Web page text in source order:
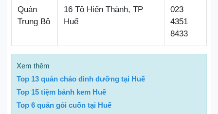
Quán
Trung Bộ
16 Tô Hiến Thành, TP
Huế
023
4351
8433
Xem thêm
Top 13 quán cháo dinh dưỡng tại Huế
Top 15 tiệm bánh kem Huế
Top 6 quán gỏi cuốn tại Huế